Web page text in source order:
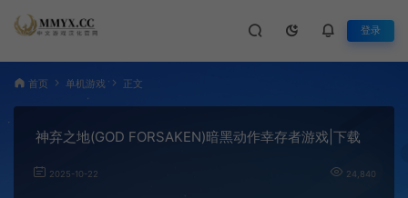
登录
首页 单机游戏 正文
神弃之地(GOD FORSAKEN)暗黑动作幸存者游戏|下载
2025-10-22 24,840